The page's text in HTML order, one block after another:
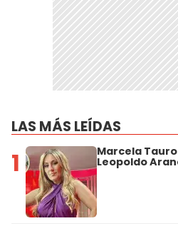
LAS MÁS LEÍDAS
1 Marcela
Leopoldo